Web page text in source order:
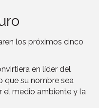
los próximos cinco
en líder del
que su nombre sea
el medio ambiente y la